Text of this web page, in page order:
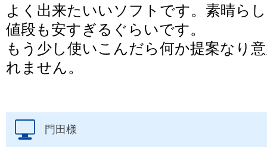
よく出来たいいソフトです。素晴ら
値段も安すぎるぐらいです。
もう少し使いこんだら何か提案なり
れません。
門田様